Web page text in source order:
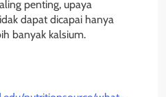
penting, upaya
dapat dicapai hanya
banyak kalsium.